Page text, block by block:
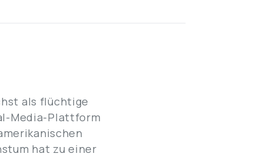
als flüchtige
Media-Plattform
hat zu einer